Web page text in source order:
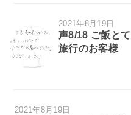
2021年8月19日
声8/18 ご飯と
旅行のお客様
2021年8月19日